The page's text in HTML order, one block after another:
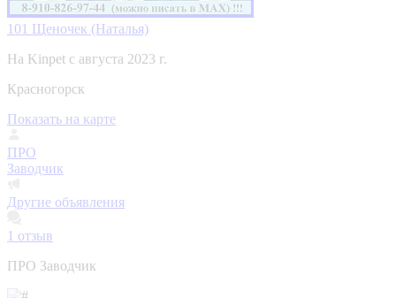
101 Щеночек (Наталья)
На Kinpet c августа 2023 г.
Красногорск
Показать на карте
ПРО
Заводчик
Другие объявления
1 отзыв
ПРО Заводчик